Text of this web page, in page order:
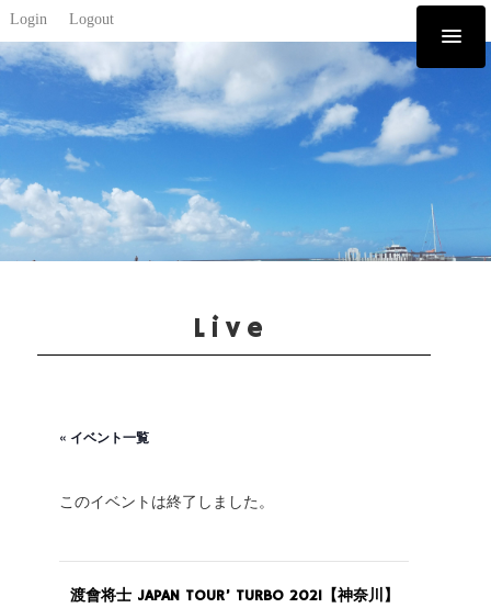
Login Logout
Live
« イベント一覧
このイベントは終了しました。
渡會将士 JAPAN TOUR’ TURBO 2021【神奈川】